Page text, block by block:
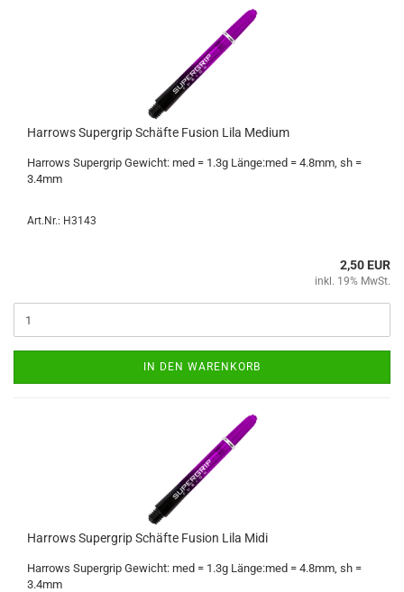
Har­rows Su­per­grip Schäf­te Fu­si­on Lila Me­di­um
Har­rows Su­per­grip Ge­wicht: med = 1.3g Länge:med = 4.8mm, sh =
3.4mm
Art.Nr.: H3143
2,50 EUR
inkl. 19% MwSt.
IN DEN WARENKORB
Har­rows Su­per­grip Schäf­te Fu­si­on Lila Midi
Har­rows Su­per­grip Ge­wicht: med = 1.3g Länge:med = 4.8mm, sh =
3.4mm